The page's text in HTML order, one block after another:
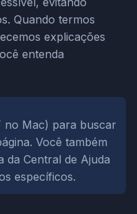
Quando termos
explicações
entenda
no Mac) para buscar
Você também
da Central de Ajuda
específicos.